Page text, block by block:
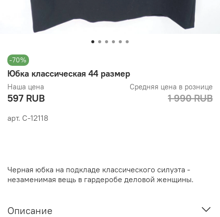
-70%
арт. С-12118
Юбка классическая 44 размер
Наша цена
597 RUB
Средняя цена в рознице
1 990 RUB
Черная юбка на подкладе классического силуэта -
незаменимая вещь в гардеробе деловой женщины.
Описание